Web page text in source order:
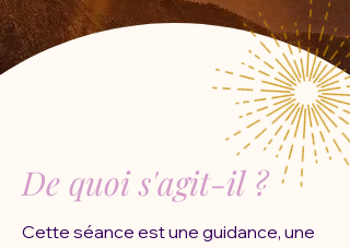
De quoi s'agit-il ?
Cette séance est une guidance, une